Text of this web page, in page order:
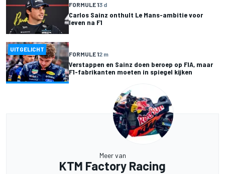
FORMULE 13 d
Carlos Sainz onthult Le Mans-ambitie voor
leven na F1
UITGELICHT
FORMULE 12 m
Verstappen en Sainz doen beroep op FIA, maar
F1-fabrikanten moeten in spiegel kijken
Meer van
KTM Factory Racing